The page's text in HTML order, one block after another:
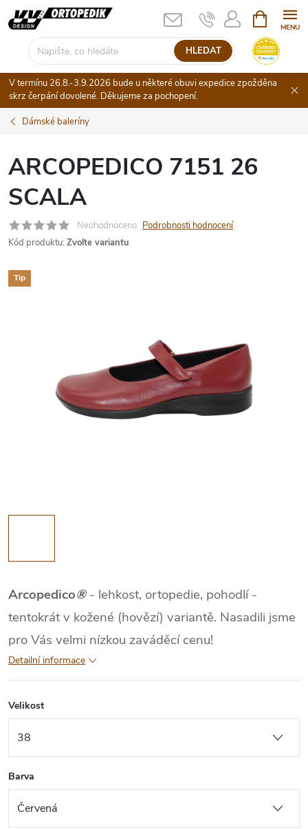
Přejít
na
HLEDAT
NÁKUPNÍ
KOŠÍK
V termínu 26.8.-3.9.2026 bude u některé obuvi expedice zpožděna
skrz čerpání dovolené. Děkujeme za pochopení.
Dámské baleríny
ARCOPEDICO 7151 26
SCALA
Neohodnoceno Podrobnosti hodnocení
Kód produktu: Zvolte variantu
Tip
Arcopedico®- lehkost, ortopedie, pohodlí -
tentokrát v kožené (hovězí) variantě. Nasadili jsme
pro Vás velmi nízkou zaváděcí cenu!
Detailní informace
Velikost
Barva